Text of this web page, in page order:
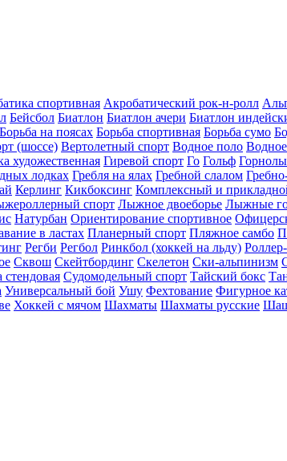
спортивная Акробатический рок-н-ролл
Бейсбол Биатлон Биатлон ачери Биатлон
Борьба на поясах Борьба спортивная Борьба сумо
(шоссе) Вертолетный спорт Водное поло
художественная Гиревой спорт Го Гольф
лодках Гребля на ялах Гребной слалом
Керлинг Кикбоксинг Комплексный и
спорт Лыжное двоеборье Лыжные
Натурбан Ориентирование cпортивное
в ластах Планерный спорт Пляжное самбо
Регби Регбол Ринкбол (хоккей на льду)
Сквош Скейтбординг Скелетон Ски-альпинизм
стендовая Судомодельный спорт Тайский бокс
Универсальный бой Ушу Фехтование Фигурное
Хоккей с мячом Шахматы Шахматы русские